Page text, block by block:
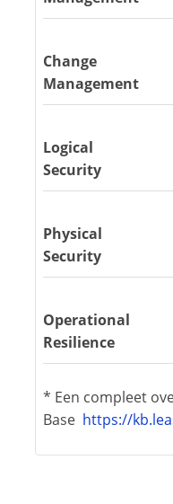
Change
Management
Logical
Security
Physical
Security
Operational
Resilience
* Een compleet
Base https://